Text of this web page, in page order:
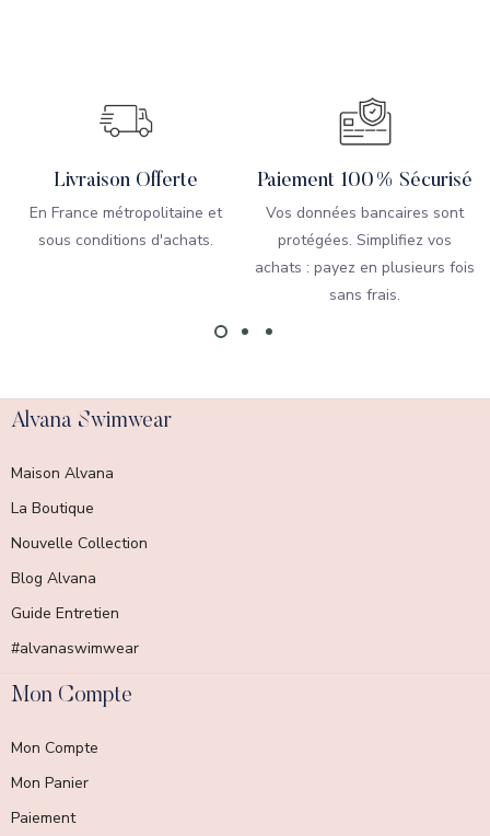
Livraison Offerte
En France métropolitaine et
sous conditions d'achats.
Paiement 100% Sécurisé
Vos données bancaires sont
protégées. Simplifiez vos
achats : payez en plusieurs fois
sans frais.
Alvana Swimwear
Maison Alvana
La Boutique
Nouvelle Collection
Blog Alvana
Guide Entretien
#alvanaswimwear
Mon Compte
Mon Compte
Mon Panier
Paiement